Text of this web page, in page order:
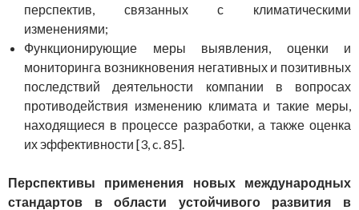
перспектив, связанных с климатическими
изменениями;
Функционирующие меры выявления, оценки и
мониторинга возникновения негативных и позитивных
последствий деятельности компании в вопросах
противодействия изменению климата и такие меры,
находящиеся в процессе разработки, а также оценка
их эффективности [3, c. 85].
Перспективы применения новых международных
стандартов в области устойчивого развития в